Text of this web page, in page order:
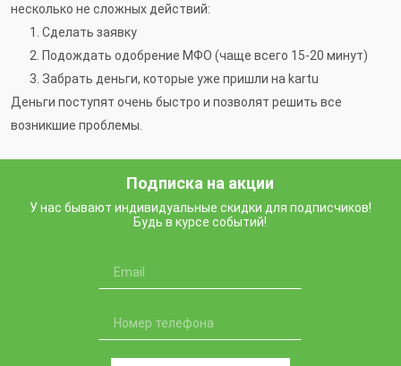
несколько не сложных действий:
Сделать заявку
Подождать одобрение МФО (чаще всего 15-20 минут)
Забрать деньги, которые уже пришли на kartu
Деньги поступят очень быстро и позволят решить все
возникшие проблемы.
Подписка на акции
У нас бывают индивидуальные скидки для подписчиков!
Будь в курсе событий!